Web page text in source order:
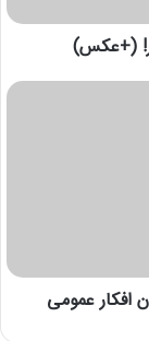
(+عکس)
افکار عمومی